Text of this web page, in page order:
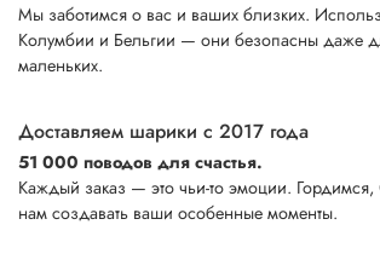
Мы заботимся о вас и ваших близких.
Колумбии и Бельгии — они безопасны даже
маленьких.
Доставляем шарики с 2017 года
51 000 поводов для счастья.
Каждый заказ — это чьи-то эмоции. Гордимся,
нам создавать ваши особенные моменты.